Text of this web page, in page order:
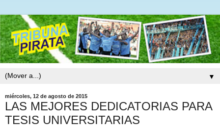
▼
miércoles, 12 de agosto de 2015
LAS MEJORES DEDICATORIAS PARA
TESIS UNIVERSITARIAS